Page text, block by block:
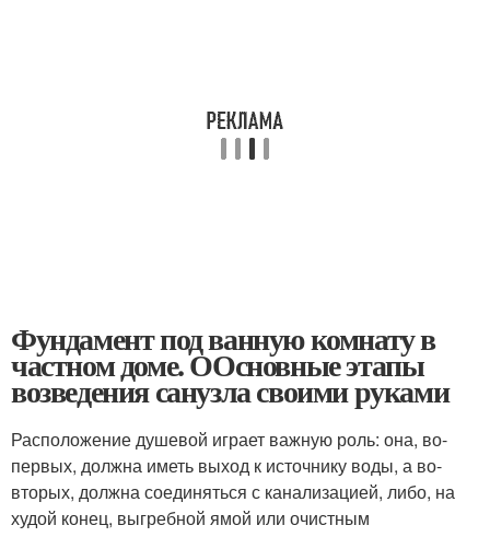
Фундамент под ванную комнату в
частном доме. ООсновные этапы
возведения санузла своими руками
Расположение душевой играет важную роль: она, во-
первых, должна иметь выход к источнику воды, а во-
вторых, должна соединяться с канализацией, либо, на
худой конец, выгребной ямой или очистным